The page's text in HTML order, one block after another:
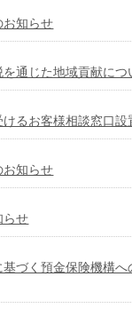
お知らせ
通じた地域貢献につ
るお客様相談窓口設
お知らせ
らせ
づく預金保険機構